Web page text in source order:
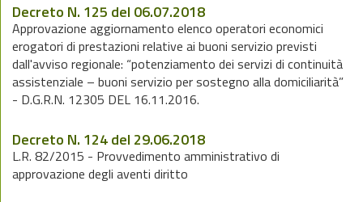
Decreto N. 125 del 06.07.2018
Approvazione aggiornamento elenco operatori economici
erogatori di prestazioni relative ai buoni servizio previsti
dall'avviso regionale: “potenziamento dei servizi di continuità
assistenziale – buoni servizio per sostegno alla domiciliarità”
- D.G.R.N. 12305 DEL 16.11.2016.
Decreto N. 124 del 29.06.2018
L.R. 82/2015 - Provvedimento amministrativo di
approvazione degli aventi diritto